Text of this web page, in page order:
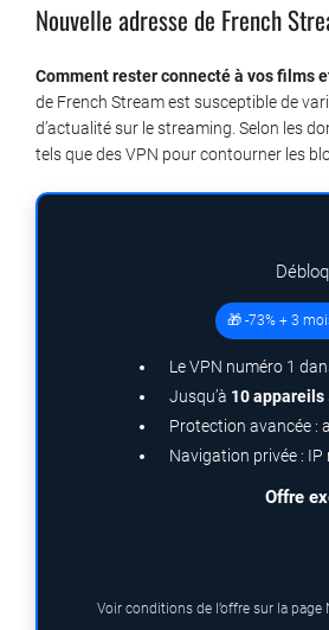
Nouvelle adresse de French
Comment rester connecté à vos films
de French Stream est susceptible de
d’actualité sur le streaming. Selon les
tels que des VPN pour contourner les
🎁 -73% + 3
Le VPN numéro 1
Jusqu’à 10 appareils
Protection avancée :
Navigation privée :
Offre
Voir conditions de l’offre sur la